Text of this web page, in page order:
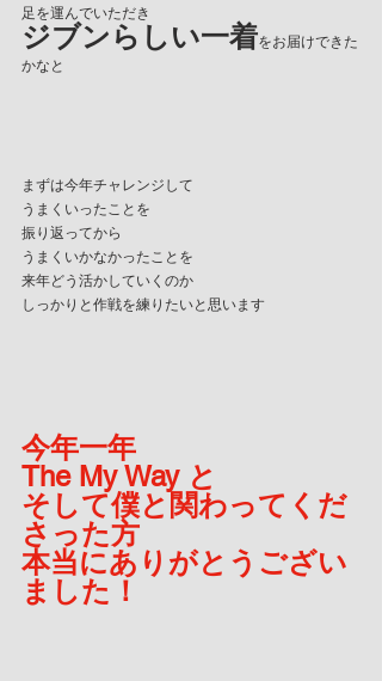
足を運んでいただき
ジブンらしい一着をお届けできた
かなと
まずは今年チャレンジして
うまくいったことを
振り返ってから
うまくいかなかったことを
来年どう活かしていくのか
しっかりと作戦を練りたいと思います
今年一年
The My Way と
そして僕と関わってくだ
さった方
本当にありがとうござい
ました！